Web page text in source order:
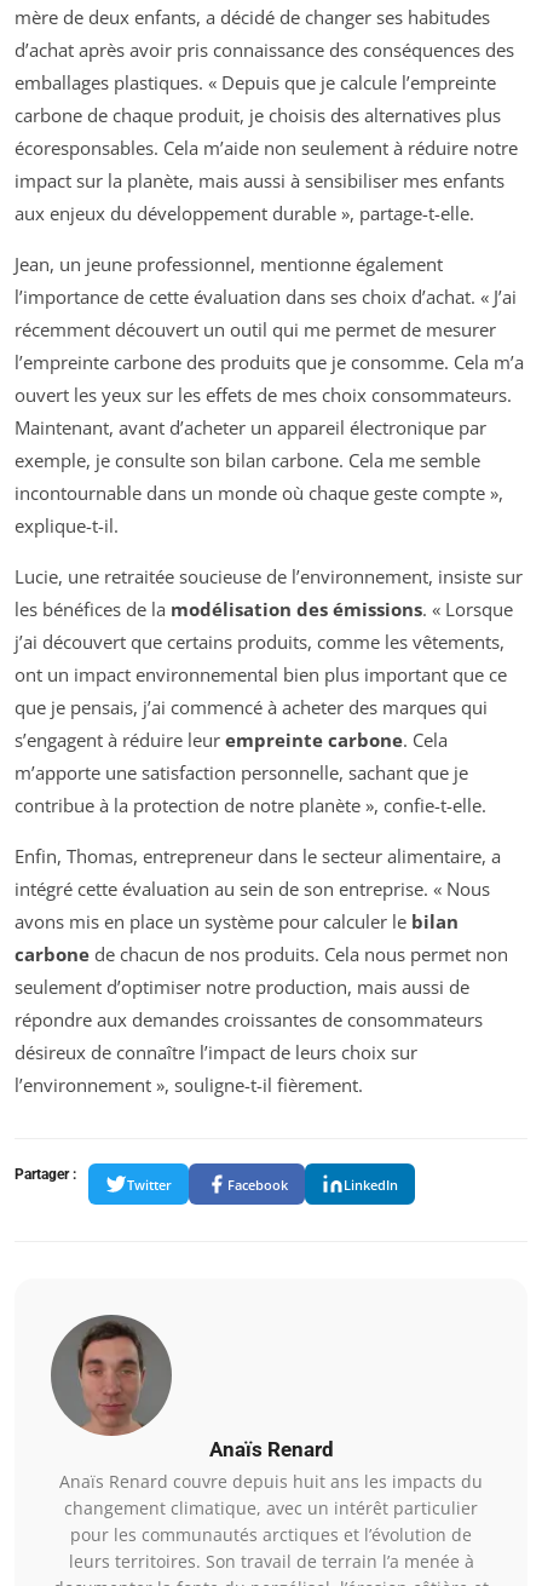
mère de deux enfants, a décidé de changer ses habitudes
d’achat après avoir pris connaissance des conséquences des
emballages plastiques. « Depuis que je calcule l’empreinte
carbone de chaque produit, je choisis des alternatives plus
écoresponsables. Cela m’aide non seulement à réduire notre
impact sur la planète, mais aussi à sensibiliser mes enfants
aux enjeux du développement durable », partage-t-elle.
Jean, un jeune professionnel, mentionne également
l’importance de cette évaluation dans ses choix d’achat. « J’ai
récemment découvert un outil qui me permet de mesurer
l’empreinte carbone des produits que je consomme. Cela m’a
ouvert les yeux sur les effets de mes choix consommateurs.
Maintenant, avant d’acheter un appareil électronique par
exemple, je consulte son bilan carbone. Cela me semble
incontournable dans un monde où chaque geste compte »,
explique-t-il.
Lucie, une retraitée soucieuse de l’environnement, insiste sur
les bénéfices de la modélisation des émissions. « Lorsque
j’ai découvert que certains produits, comme les vêtements,
ont un impact environnemental bien plus important que ce
que je pensais, j’ai commencé à acheter des marques qui
s’engagent à réduire leur empreinte carbone. Cela
m’apporte une satisfaction personnelle, sachant que je
contribue à la protection de notre planète », confie-t-elle.
Enfin, Thomas, entrepreneur dans le secteur alimentaire, a
intégré cette évaluation au sein de son entreprise. « Nous
avons mis en place un système pour calculer le bilan
carbone de chacun de nos produits. Cela nous permet non
seulement d’optimiser notre production, mais aussi de
répondre aux demandes croissantes de consommateurs
désireux de connaître l’impact de leurs choix sur
l’environnement », souligne-t-il fièrement.
Partager :
Twitter Facebook LinkedIn
Anaïs Renard
Anaïs Renard couvre depuis huit ans les impacts du
changement climatique, avec un intérêt particulier
pour les communautés arctiques et l’évolution de
leurs territoires. Son travail de terrain l’a menée à